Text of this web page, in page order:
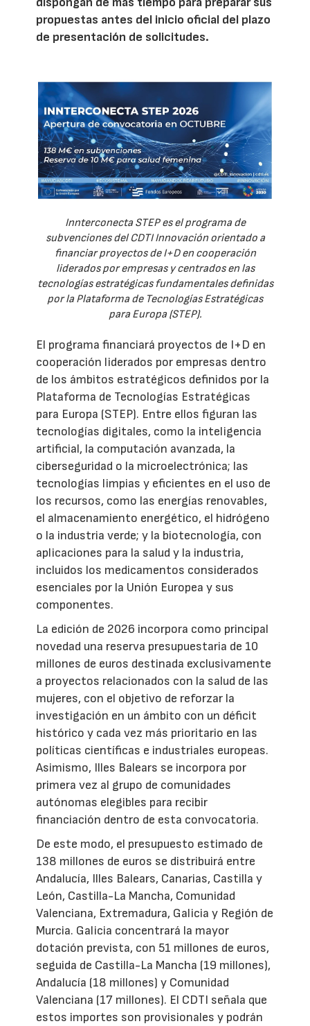
propuestas antes del inicio oficial del plazo
de presentación de solicitudes.
Innterconecta STEP es el programa de
subvenciones del CDTI Innovación orientado a
financiar proyectos de I+D en cooperación
liderados por empresas y centrados en las
tecnologías estratégicas fundamentales definidas
por la Plataforma de Tecnologías Estratégicas
para Europa (STEP).
El programa financiará proyectos de I+D en
cooperación liderados por empresas dentro
de los ámbitos estratégicos definidos por la
Plataforma de Tecnologías Estratégicas
para Europa (STEP). Entre ellos figuran las
tecnologías digitales, como la inteligencia
artificial, la computación avanzada, la
ciberseguridad o la microelectrónica; las
tecnologías limpias y eficientes en el uso de
los recursos, como las energías renovables,
el almacenamiento energético, el hidrógeno
o la industria verde; y la biotecnología, con
aplicaciones para la salud y la industria,
incluidos los medicamentos considerados
esenciales por la Unión Europea y sus
componentes.
La edición de 2026 incorpora como principal
novedad una reserva presupuestaria de 10
millones de euros destinada exclusivamente
a proyectos relacionados con la salud de las
mujeres, con el objetivo de reforzar la
investigación en un ámbito con un déficit
histórico y cada vez más prioritario en las
políticas científicas e industriales europeas.
Asimismo, Illes Balears se incorpora por
primera vez al grupo de comunidades
autónomas elegibles para recibir
financiación dentro de esta convocatoria.
De este modo, el presupuesto estimado de
138 millones de euros se distribuirá entre
Andalucía, Illes Balears, Canarias, Castilla y
León, Castilla-La Mancha, Comunidad
Valenciana, Extremadura, Galicia y Región de
Murcia. Galicia concentrará la mayor
dotación prevista, con 51 millones de euros,
seguida de Castilla-La Mancha (19 millones),
Andalucía (18 millones) y Comunidad
Valenciana (17 millones). El CDTI señala que
estos importes son provisionales y podrán